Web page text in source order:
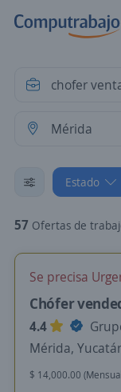
Estado
57 Ofertas de trabajo de
Se precisa
Chófer
4.4
Mérida,
$ 14,000.00